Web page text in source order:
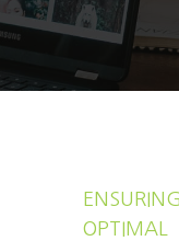
OPTIMAL